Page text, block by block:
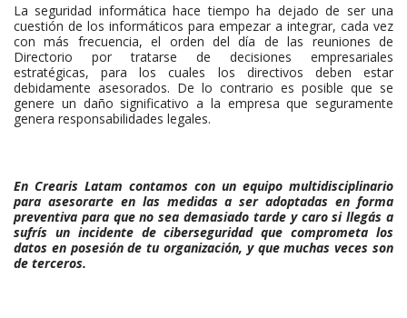
La seguridad informática hace tiempo ha dejado de ser una
cuestión de los informáticos para empezar a integrar, cada vez
con más frecuencia, el orden del día de las reuniones de
Directorio por tratarse de decisiones empresariales
estratégicas, para los cuales los directivos deben estar
debidamente asesorados. De lo contrario es posible que se
genere un daño significativo a la empresa que seguramente
genera responsabilidades legales.
En Crearis Latam contamos con un equipo multidisciplinario
para asesorarte en las medidas a ser adoptadas en forma
preventiva para que no sea demasiado tarde y caro si llegás a
sufrís un incidente de ciberseguridad que comprometa los
datos en posesión de tu organización, y que muchas veces son
de terceros.